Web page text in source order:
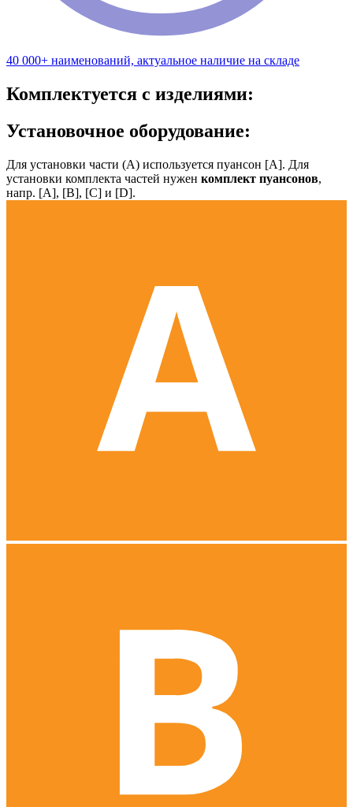
40 000+ наименований, актуальное наличие на складе
Комплектуется с изделиями:
Установочное оборудование:
Для установки части (А) используется пуансон [А]. Для
установки комплекта частей нужен комплект пуансонов,
напр. [А], [B], [С] и [D].